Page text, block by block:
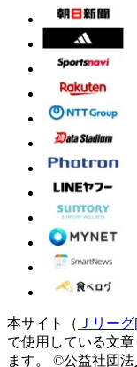
本サイト（ Ｊリー
で使用している文
ます。
©公益社団法